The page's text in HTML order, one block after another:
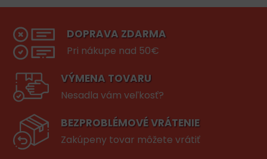
DOPRAVA ZDARMA
Pri nákupe nad 50€
VÝMENA TOVARU
Nesadla vám veľkosť?
BEZPROBLÉMOVÉ VRÁTENIE
Zakúpeny tovar môžete vrátiť